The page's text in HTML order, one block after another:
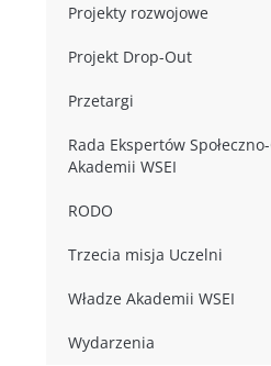
Projekty rozwojowe
Projekt Drop-Out
Przetargi
Rada Ekspertów
Akademii WSEI
RODO
Trzecia misja Uczelni
Władze Akademii WSEI
Wydarzenia